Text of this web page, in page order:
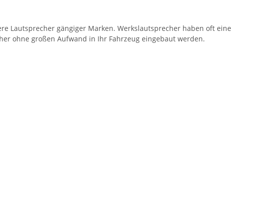
Lautsprecher gängiger Marken. Werkslautsprecher haben oft eine
ohne großen Aufwand in Ihr Fahrzeug eingebaut werden.